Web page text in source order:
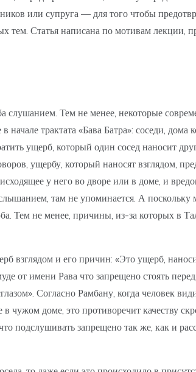
или супруга — для того чтобы
тем. Статья написана по мотивам
слушанием. Тем не менее, некоторые
трактата «Бава Батра»: соседи,
ущерб, который один сосед наносит
ущербу, который наносят взглядом,
у него во дворе или в доме, и
там не упоминается. А
Тем не менее, причины, из-за которых в
взглядом и его причин: «Это ущерб,
от имени Рава что запрещено стоять
Согласно Рамбану, когда человек
в чужом доме, это противоречит качеству
подслушивать запрещено так же, как и